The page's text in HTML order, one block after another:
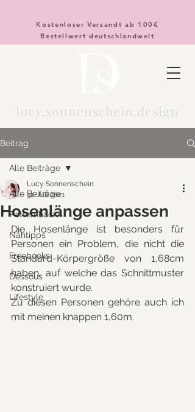
lucy.sonnenschein.design
Kostenloser Versandt ab 100€
Bestellwert deutschlandweit
Beitrag
Alle Beiträge
Patternhacks
Nähtipps
Freebooks
Dessous
Lifestyle
Alle Beiträge
Hosenlänge anpassen
Lucy Sonnenschein
31. Juli 2021
Die Hosenlänge ist besonders für
Personen ein Problem, die nicht die
Standard-Körpergröße von 1,68cm
haben, auf welche das Schnittmuster
konstruiert wurde.
Zu diesen Personen gehöre auch ich
mit meinen knappen 1,60m.